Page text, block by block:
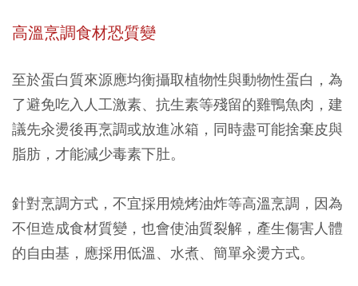
高溫烹調食材恐質變
至於蛋白質來源應均衡攝取植物性與動物性蛋白，為
了避免吃入人工激素、抗生素等殘留的雞鴨魚肉，建
議先汆燙後再烹調或放進冰箱，同時盡可能捨棄皮與
脂肪，才能減少毒素下肚。
針對烹調方式，不宜採用燒烤油炸等高溫烹調，因為
不但造成食材質變，也會使油質裂解，產生傷害人體
的自由基，應採用低溫、水煮、簡單汆燙方式。